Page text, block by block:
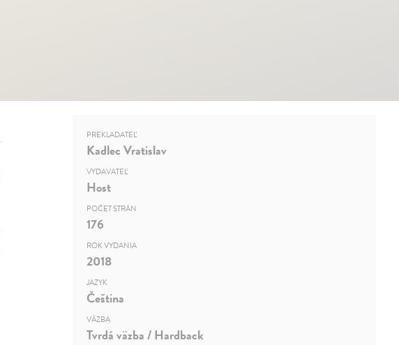
PREKLADATEĽ
Kadlec Vratislav
VYDAVATEĽ
Host
POČET STRÁN
176
ROK VYDANIA
2018
JAZYK
Čeština
VÄZBA
Tvrdá väzba / Hardback